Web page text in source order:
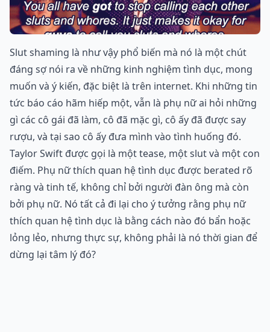
Slut shaming là như vậy phổ biến mà nó là một chút
đáng sợ nói ra về những kinh nghiệm tình dục, mong
muốn và ý kiến, đặc biệt là trên internet. Khi những tin
tức báo cáo hãm hiếp một, vẫn là phụ nữ ai hỏi những
gì các cô gái đã làm, cô đã mặc gì, cô ấy đã được say
rượu, và tại sao cô ấy đưa mình vào tình huống đó.
Taylor Swift được gọi là một tease, một slut và một con
điếm. Phụ nữ thích quan hệ tình dục được berated rõ
ràng và tinh tế, không chỉ bởi người đàn ông mà còn
bởi phụ nữ. Nó tất cả đi lại cho ý tưởng rằng phụ nữ
thích quan hệ tình dục là bằng cách nào đó bẩn hoặc
lỏng lẻo, nhưng thực sự, không phải là nó thời gian để
dừng lại tâm lý đó?